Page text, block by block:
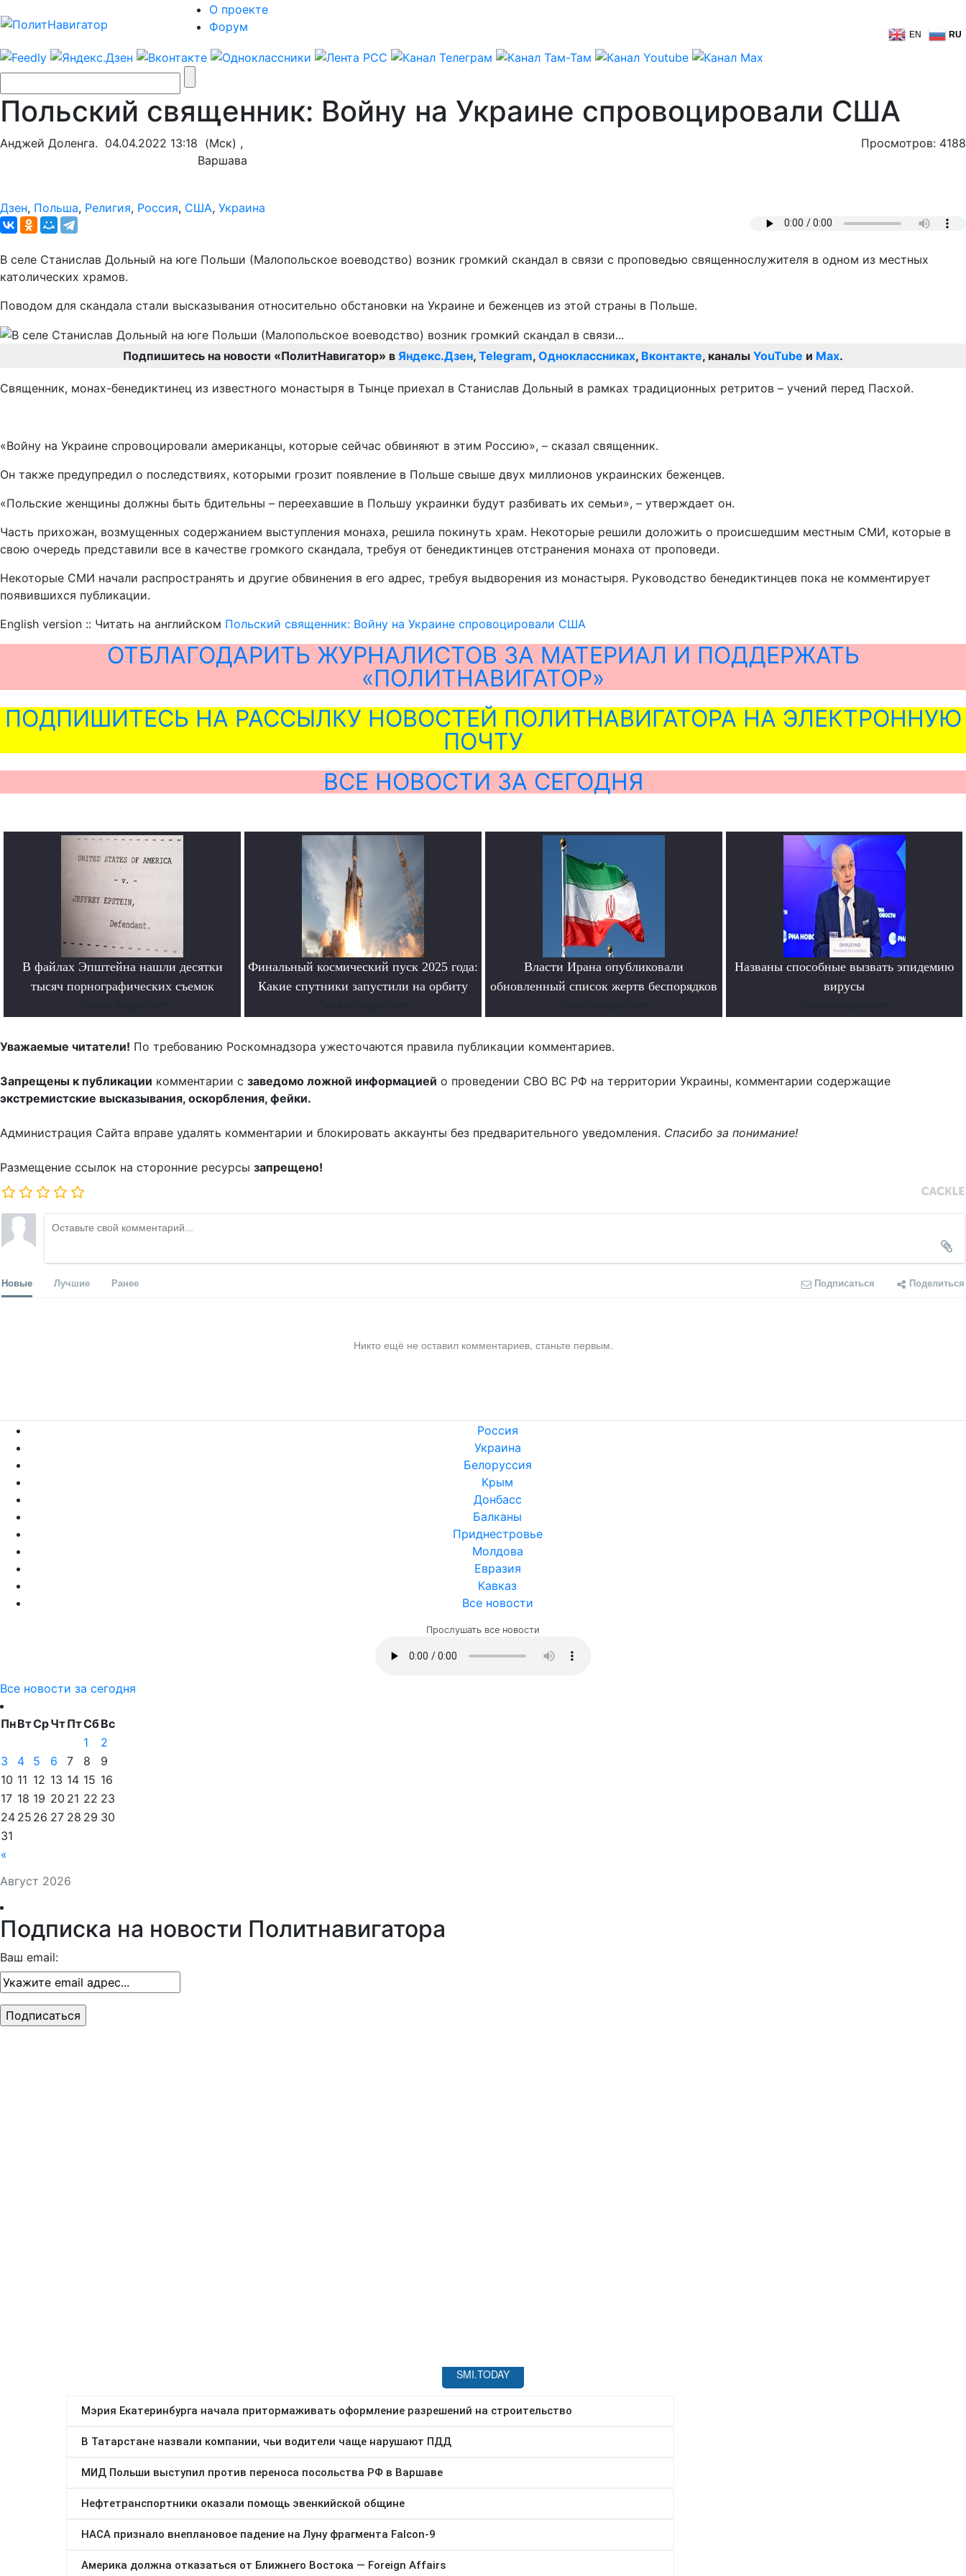
О проекте
Форум
EN RU
Польский священник: Войну на Украине спровоцировали США
Анджей Доленга. 04.04.2022 13:18 (Мск) ,
Варшава
Просмотров: 4188
Дзен, Польша, Религия, Россия, США, Украина
В селе Станислав Дольный на юге Польши (Малопольское воеводство) возник громкий скандал в связи с проповедью священнослужителя в одном из местных
католических храмов.
Поводом для скандала стали высказывания относительно обстановки на Украине и беженцев из этой страны в Польше.
Подпишитесь на новости «ПолитНавигатор» в Яндекс.Дзен, Telegram, Одноклассниках, Вконтакте, каналы YouTube и Max.
Священник, монах-бенедиктинец из известного монастыря в Тынце приехал в Станислав Дольный в рамках традиционных ретритов – учений перед Пасхой.
«Войну на Украине спровоцировали американцы, которые сейчас обвиняют в этим Россию», – сказал священник.
Он также предупредил о последствиях, которыми грозит появление в Польше свыше двух миллионов украинских беженцев.
«Польские женщины должны быть бдительны – переехавшие в Польшу украинки будут разбивать их семьи», – утверждает он.
Часть прихожан, возмущенных содержанием выступления монаха, решила покинуть храм. Некоторые решили доложить о происшедшим местным СМИ, которые в
свою очередь представили все в качестве громкого скандала, требуя от бенедиктинцев отстранения монаха от проповеди.
Некоторые СМИ начали распространять и другие обвинения в его адрес, требуя выдворения из монастыря. Руководство бенедиктинцев пока не комментирует
появившихся публикации.
English version :: Читать на английском Польский священник: Войну на Украине спровоцировали США
ОТБЛАГОДАРИТЬ ЖУРНАЛИСТОВ ЗА МАТЕРИАЛ И ПОДДЕРЖАТЬ
«ПОЛИТНАВИГАТОР»
ПОДПИШИТЕСЬ НА РАССЫЛКУ НОВОСТЕЙ ПОЛИТНАВИГАТОРА НА ЭЛЕКТРОННУЮ
ПОЧТУ
ВСЕ НОВОСТИ ЗА СЕГОДНЯ
В файлах Эпштейна нашли десятки
тысяч порнографических съемок
Финальный космический пуск 2025 года:
Какие спутники запустили на орбиту
Власти Ирана опубликовали
обновленный список жертв беспорядков
Названы способные вызвать эпидемию
вирусы
Уважаемые читатели! По требованию Роскомнадзора ужесточаются правила публикации комментариев.
Запрещены к публикации комментарии с заведомо ложной информацией о проведении СВО ВС РФ на территории Украины, комментарии содержащие
экстремистские высказывания, оскорбления, фейки.
Администрация Сайта вправе удалять комментарии и блокировать аккаунты без предварительного уведомления. Спасибо за понимание!
Размещение ссылок на сторонние ресурсы запрещено!
Новые Лучшие Ранее Подписаться Поделиться
Никто ещё не оставил комментариев, станьте первым.
Россия
Украина
Белоруссия
Крым
Донбасс
Балканы
Приднестровье
Молдова
Евразия
Кавказ
Все новости
Прослушать все новости
Все новости за сегодня
Август 2026
ПнВтСрЧтПтСбВс
«
1
2
3
4 5 6 7 8
9
10 11 12 13 14 15 16
17 18 19 20 21 22 23
24 25 26 27 28 29 30
31
Подписка на новости Политнавигатора
Ваш email: